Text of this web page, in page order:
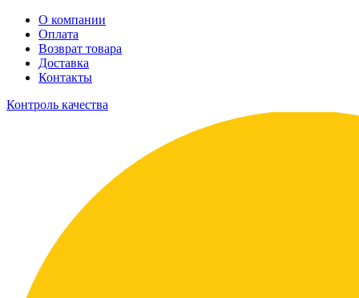
О компании
Оплата
Возврат товара
Доставка
Контакты
Контроль качества